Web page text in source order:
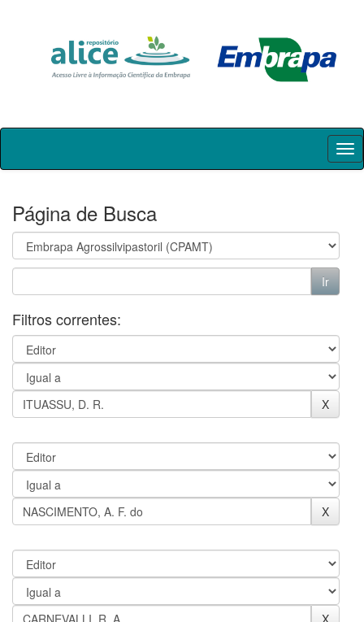
Skip
Página de Busca
Filtros correntes: